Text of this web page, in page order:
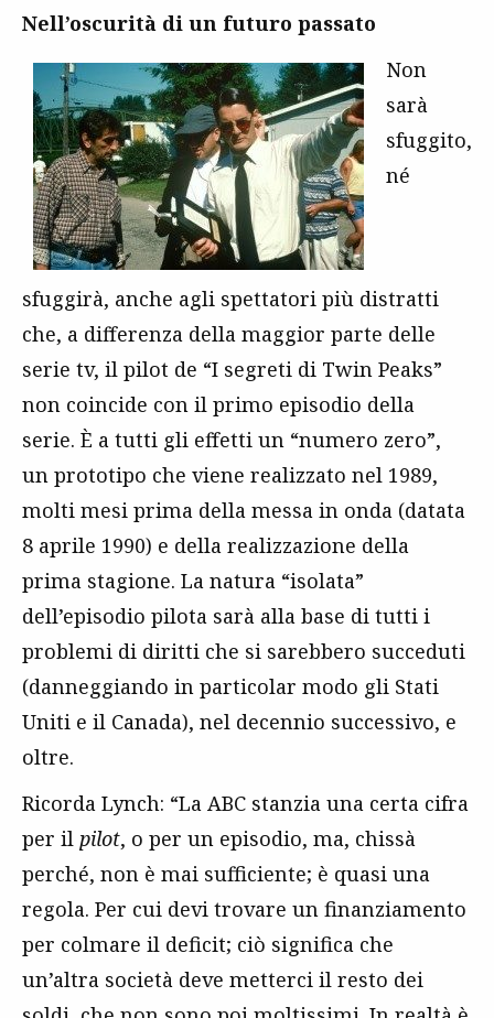
Nell’oscurità di un futuro passato
Non
sarà
sfuggito,
né
sfuggirà, anche agli spettatori più distratti
che, a differenza della maggior parte delle
serie tv, il pilot de “I segreti di Twin Peaks”
non coincide con il primo episodio della
serie. È a tutti gli effetti un “numero zero”,
un prototipo che viene realizzato nel 1989,
molti mesi prima della messa in onda (datata
8 aprile 1990) e della realizzazione della
prima stagione. La natura “isolata”
dell’episodio pilota sarà alla base di tutti i
problemi di diritti che si sarebbero succeduti
(danneggiando in particolar modo gli Stati
Uniti e il Canada), nel decennio successivo, e
oltre.
Ricorda Lynch: “La ABC stanzia una certa cifra
per il pilot, o per un episodio, ma, chissà
perché, non è mai sufficiente; è quasi una
regola. Per cui devi trovare un finanziamento
per colmare il deficit; ciò significa che
un’altra società deve metterci il resto dei